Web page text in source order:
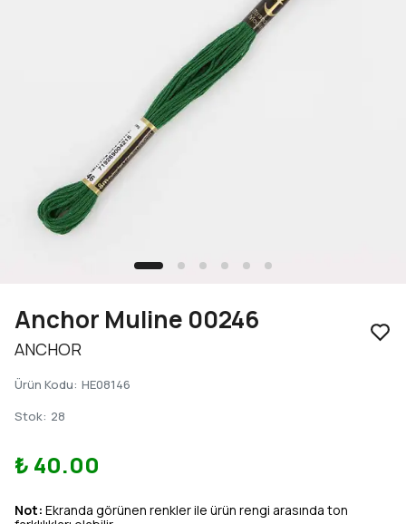
Anchor Muline 00246
ANCHOR
Ürün Kodu: HE08146
Stok: 28
₺ 40.00
Not: Ekranda görünen renkler ile ürün rengi arasında ton